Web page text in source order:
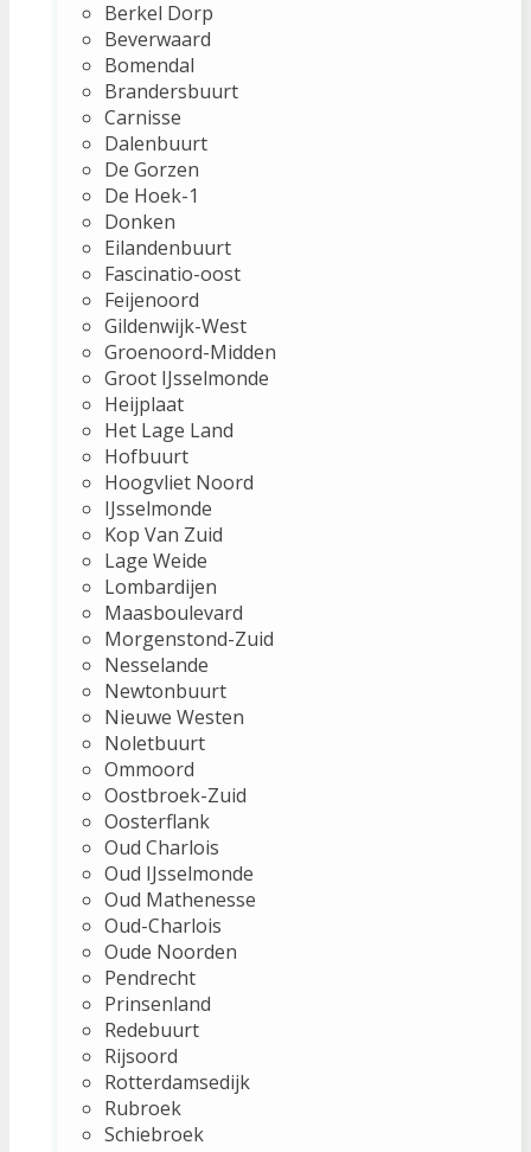
Berkel Dorp
Beverwaard
Bomendal
Brandersbuurt
Carnisse
Dalenbuurt
De Gorzen
De Hoek-1
Donken
Eilandenbuurt
Fascinatio-oost
Feijenoord
Gildenwijk-West
Groenoord-Midden
Groot IJsselmonde
Heijplaat
Het Lage Land
Hofbuurt
Hoogvliet Noord
IJsselmonde
Kop Van Zuid
Lage Weide
Lombardijen
Maasboulevard
Morgenstond-Zuid
Nesselande
Newtonbuurt
Nieuwe Westen
Noletbuurt
Ommoord
Oostbroek-Zuid
Oosterflank
Oud Charlois
Oud IJsselmonde
Oud Mathenesse
Oud-Charlois
Oude Noorden
Pendrecht
Prinsenland
Redebuurt
Rijsoord
Rotterdamsedijk
Rubroek
Schiebroek